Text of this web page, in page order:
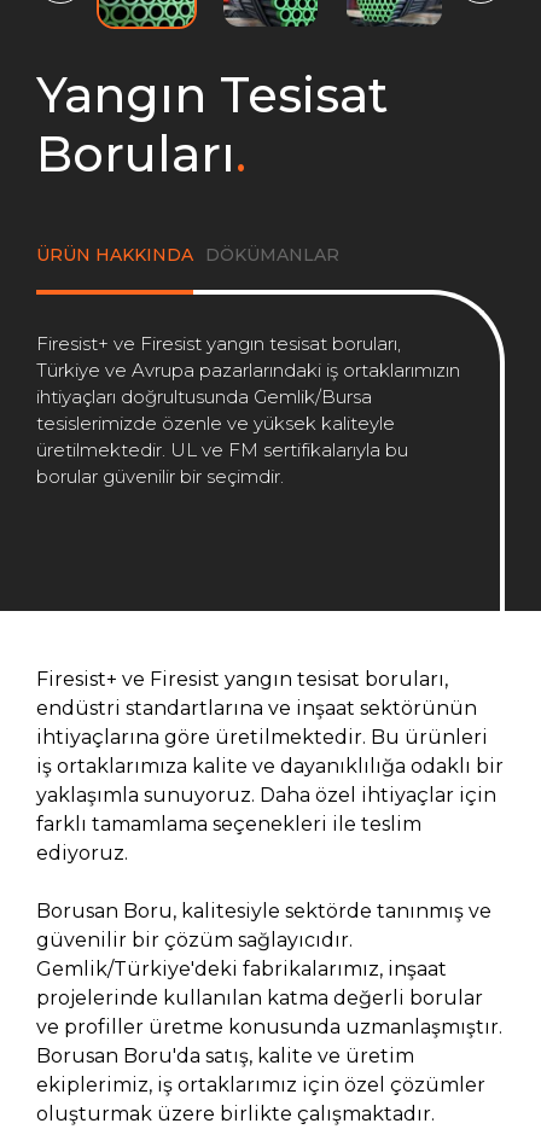
Yangın Tesisat
Boruları.
ÜRÜN HAKKINDA DÖKÜMANLAR
Firesist+ ve Firesist yangın tesisat boruları,
Türkiye ve Avrupa pazarlarındaki iş ortaklarımızın
ihtiyaçları doğrultusunda Gemlik/Bursa
tesislerimizde özenle ve yüksek kaliteyle
üretilmektedir. UL ve FM sertifikalarıyla bu
borular güvenilir bir seçimdir.
Firesist+ ve Firesist yangın tesisat boruları,
endüstri standartlarına ve inşaat sektörünün
ihtiyaçlarına göre üretilmektedir. Bu ürünleri
iş ortaklarımıza kalite ve dayanıklılığa odaklı bir
yaklaşımla sunuyoruz. Daha özel ihtiyaçlar için
farklı tamamlama seçenekleri ile teslim
ediyoruz.
Borusan Boru, kalitesiyle sektörde tanınmış ve
güvenilir bir çözüm sağlayıcıdır.
Gemlik/Türkiye'deki fabrikalarımız, inşaat
projelerinde kullanılan katma değerli borular
ve profiller üretme konusunda uzmanlaşmıştır.
Borusan Boru'da satış, kalite ve üretim
ekiplerimiz, iş ortaklarımız için özel çözümler
oluşturmak üzere birlikte çalışmaktadır.